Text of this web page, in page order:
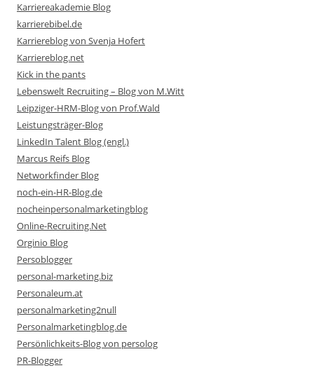
Karriereakademie Blog
karrierebibel.de
Karriereblog von Svenja Hofert
Karriereblog.net
Kick in the pants
Lebenswelt Recruiting – Blog von M.Witt
Leipziger-HRM-Blog von Prof.Wald
Leistungsträger-Blog
LinkedIn Talent Blog (engl.)
Marcus Reifs Blog
Networkfinder Blog
noch-ein-HR-Blog.de
nocheinpersonalmarketingblog
Online-Recruiting.Net
Orginio Blog
Persoblogger
personal-marketing.biz
Personaleum.at
personalmarketing2null
Personalmarketingblog.de
Persönlichkeits-Blog von persolog
PR-Blogger